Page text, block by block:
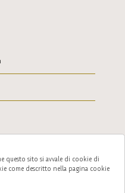
questo sito si avvale di cookie di
come descritto nella pagina cookie